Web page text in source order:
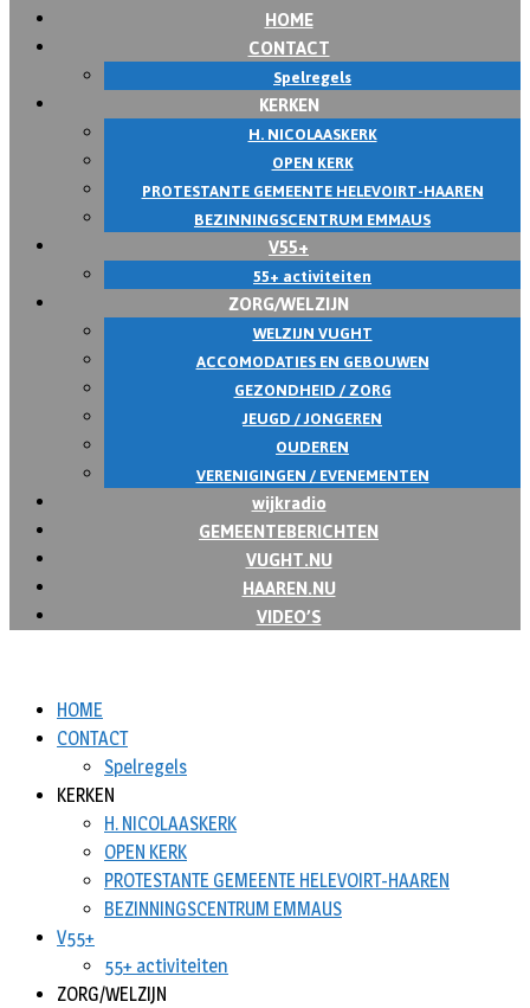
HOME
CONTACT
Spelregels
KERKEN
H. NICOLAASKERK
OPEN KERK
PROTESTANTE GEMEENTE HELEVOIRT-HAAREN
BEZINNINGSCENTRUM EMMAUS
V55+
55+ activiteiten
ZORG/WELZIJN
WELZIJN VUGHT
ACCOMODATIES EN GEBOUWEN
GEZONDHEID / ZORG
JEUGD / JONGEREN
OUDEREN
VERENIGINGEN / EVENEMENTEN
wijkradio
GEMEENTEBERICHTEN
VUGHT.NU
HAAREN.NU
VIDEO’S
HOME
CONTACT
Spelregels
KERKEN
H. NICOLAASKERK
OPEN KERK
PROTESTANTE GEMEENTE HELEVOIRT-HAAREN
BEZINNINGSCENTRUM EMMAUS
V55+
55+ activiteiten
ZORG/WELZIJN